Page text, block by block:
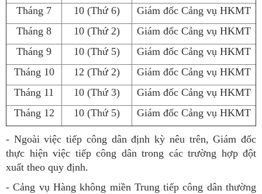
Tháng 7
10 (Thứ 6)
Giám đốc Cảng vụ HKMT
Tháng 8
10 (Thứ 2)
Giám đốc Cảng vụ HKMT
Tháng 9
10 (Thứ 5)
Giám đốc Cảng vụ HKMT
Tháng 10
12 (Thứ 2)
Giám đốc Cảng vụ HKMT
Tháng 11
10 (Thứ 3)
Giám đốc Cảng vụ HKMT
Tháng 12
10 (Thứ 5) Giám đốc Cảng vụ HKMT
- Ngoài việc tiếp công dân định kỳ nêu trên, Giám đốc
thực hiện việc tiếp công dân trong các trường hợp đột
xuất theo quy định.
- Cảng vụ Hàng không miền Trung tiếp công dân thường